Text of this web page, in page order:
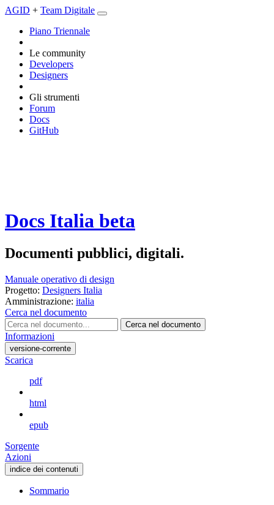
AGID + Team Digitale
Piano Triennale
Le community
Developers
Designers
Gli strumenti
Forum
Docs
GitHub
Docs Italia beta
Documenti pubblici, digitali.
Manuale operativo di design
Progetto: Designers Italia
Amministrazione: italia
Cerca nel documento
Cerca nel documento
Informazioni
versione-corrente
Scarica
pdf
html
epub
Sorgente
Azioni
indice dei contenuti
Sommario